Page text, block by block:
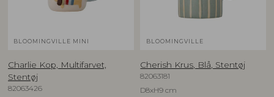
BLOOMINGVILLE MINI
Charlie Kop, Multifarvet,
Stentøj
82063426
BLOOMINGVILLE
Cherish Krus, Blå, Stentøj
82063181
D8xH9 cm